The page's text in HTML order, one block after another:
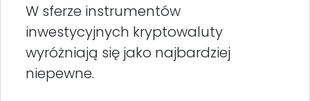
W sferze instrumentów
inwestycyjnych kryptowaluty
wyróżniają się jako najbardziej
niepewne.